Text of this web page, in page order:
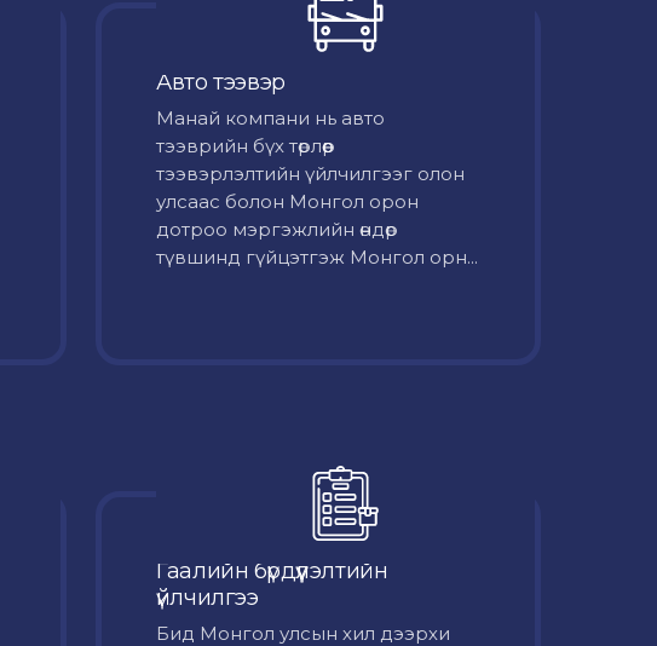
Авто тээвэр
Mанай компани нь авто
тээврийн бүх төрлөөр
тээвэрлэлтийн үйлчилгээг олон
улсаас болон Монгол орон
дотроо мэргэжлийн өндөр
түвшинд гүйцэтгэж Монгол орн...
Гаалийн бүрдүүлэлтийн
үйлчилгээ
Бид Монгол улсын хил дээрхи